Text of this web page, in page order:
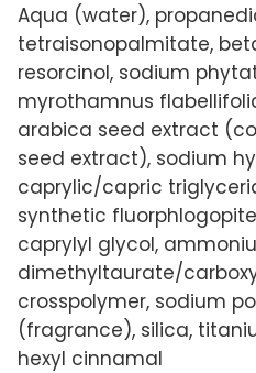
Aqua (water),
tetraisonopalmitate,
resorcinol, sodium
myrothamnus
arabica seed extract
seed extract), sodium
caprylic/capric
synthetic
caprylyl glycol,
dimethyltaurate/
crosspolymer, sodium
(fragrance), silica,
hexyl cinnamal